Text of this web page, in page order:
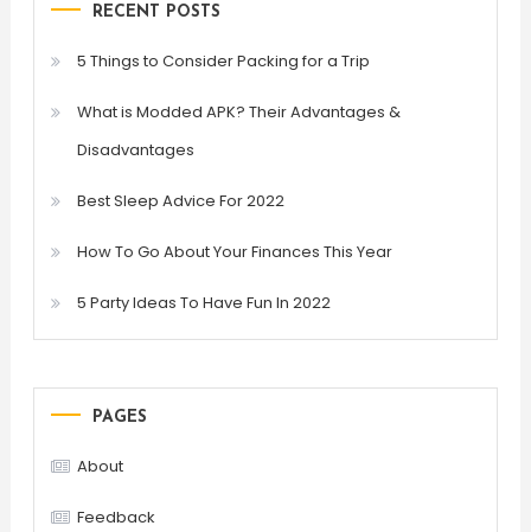
RECENT POSTS
5 Things to Consider Packing for a Trip
What is Modded APK? Their Advantages &
Disadvantages
Best Sleep Advice For 2022
How To Go About Your Finances This Year
5 Party Ideas To Have Fun In 2022
PAGES
About
Feedback